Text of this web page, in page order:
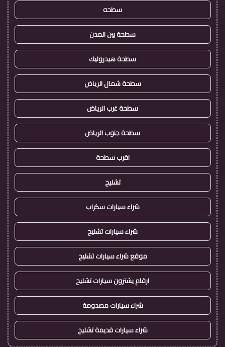
سطحه
سطحة بين المدن
سطحة هيدروليك
سطحة شمال الرياض
سطحة غرب الرياض
سطحة جنوب الرياض
اقرب سطحة
تشليح
شراء سيارات سكراب
شراء سيارات تشليح
موقع شراء سيارات تشليح
ارقام يشترون سيارات تشليح
شراء سيارات مصدومة
شراء سيارات قديمة تشليح